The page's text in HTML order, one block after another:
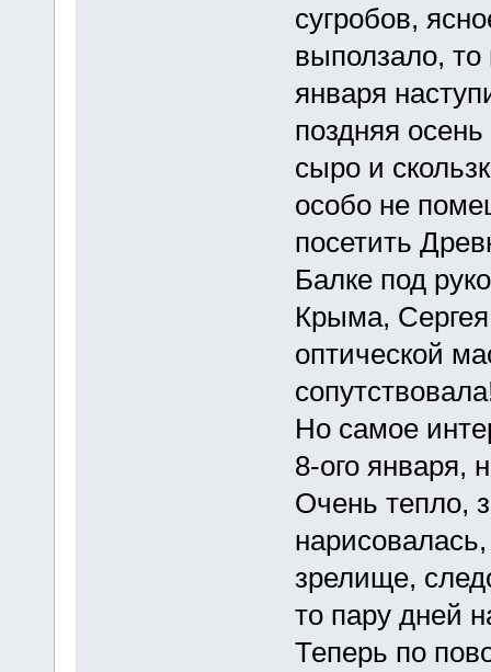
сугробов,
выползало, то
января
поздняя
сыро и
особо не
посетить
Балке под
Крыма,
оптической
Но самое
8-ого января,
Очень тепло,
зрелище,
то пару дней
Теперь по